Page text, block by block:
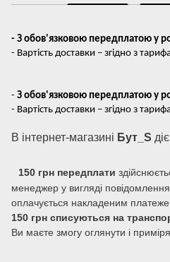
- З обов'язковою передплатою у
- Вартість доставки – згідно з
- З обов'язковою передплатою у
- Вартість доставки – згідно з
В інтернет-магазині Бут_S
150 грн передплати
менеджер у вигляді
оплачується накладеним
150 грн списуються на
Ви маєте змогу оглянути і